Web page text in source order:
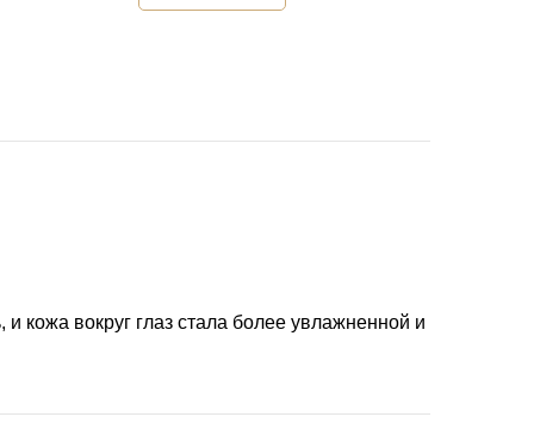
кожа вокруг глаз стала более увлажненной и